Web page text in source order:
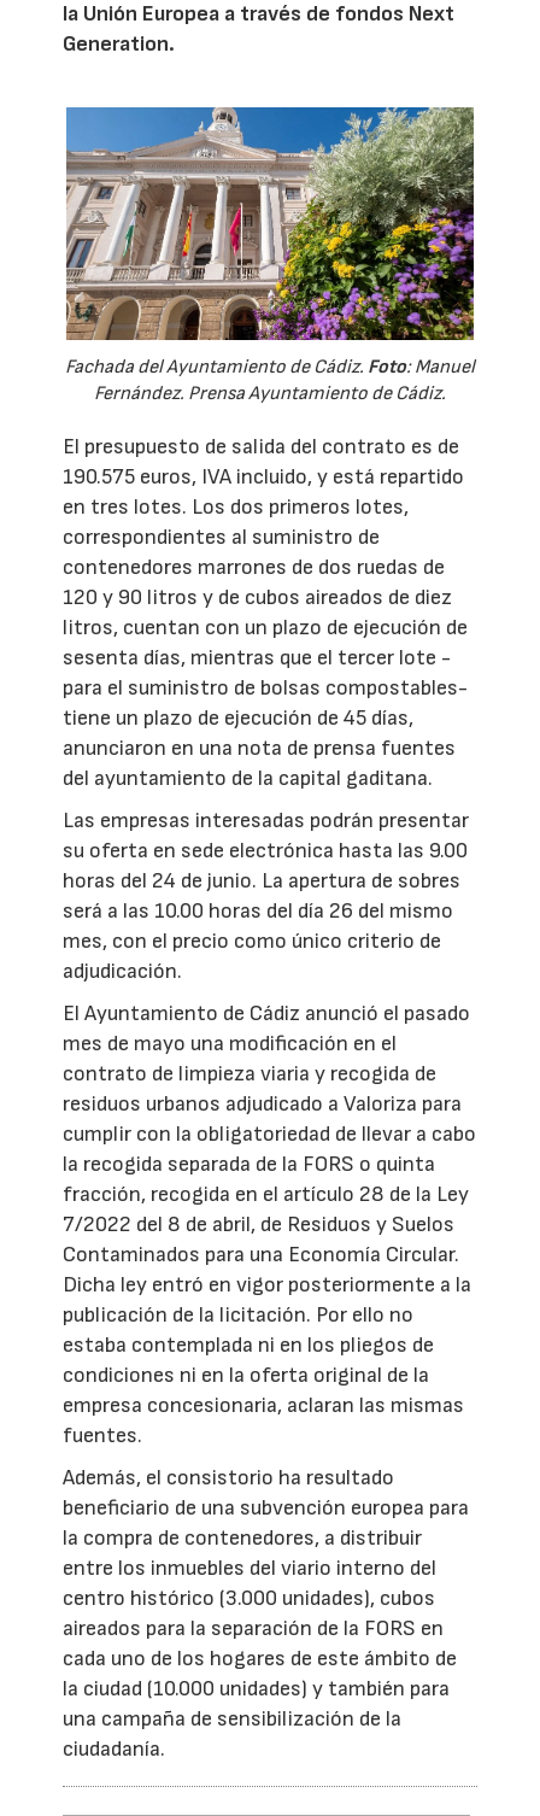
la Unión Europea a través de fondos Next
Generation.
Fachada del Ayuntamiento de Cádiz. Foto: Manuel
Fernández. Prensa Ayuntamiento de Cádiz.
El presupuesto de salida del contrato es de
190.575 euros, IVA incluido, y está repartido
en tres lotes. Los dos primeros lotes,
correspondientes al suministro de
contenedores marrones de dos ruedas de
120 y 90 litros y de cubos aireados de diez
litros, cuentan con un plazo de ejecución de
sesenta días, mientras que el tercer lote -
para el suministro de bolsas compostables-
tiene un plazo de ejecución de 45 días,
anunciaron en una nota de prensa fuentes
del ayuntamiento de la capital gaditana.
Las empresas interesadas podrán presentar
su oferta en sede electrónica hasta las 9.00
horas del 24 de junio. La apertura de sobres
será a las 10.00 horas del día 26 del mismo
mes, con el precio como único criterio de
adjudicación.
El Ayuntamiento de Cádiz anunció el pasado
mes de mayo una modificación en el
contrato de limpieza viaria y recogida de
residuos urbanos adjudicado a Valoriza para
cumplir con la obligatoriedad de llevar a cabo
la recogida separada de la FORS o quinta
fracción, recogida en el artículo 28 de la Ley
7/2022 del 8 de abril, de Residuos y Suelos
Contaminados para una Economía Circular.
Dicha ley entró en vigor posteriormente a la
publicación de la licitación. Por ello no
estaba contemplada ni en los pliegos de
condiciones ni en la oferta original de la
empresa concesionaria, aclaran las mismas
fuentes.
Además, el consistorio ha resultado
beneficiario de una subvención europea para
la compra de contenedores, a distribuir
entre los inmuebles del viario interno del
centro histórico (3.000 unidades), cubos
aireados para la separación de la FORS en
cada uno de los hogares de este ámbito de
la ciudad (10.000 unidades) y también para
una campaña de sensibilización de la
ciudadanía.